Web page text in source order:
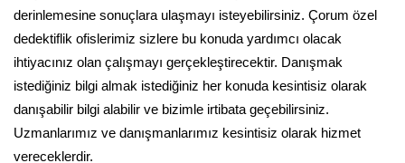
derinlemesine sonuçlara ulaşmayı isteyebilirsiniz. Çorum özel
dedektiflik ofislerimiz sizlere bu konuda yardımcı olacak
ihtiyacınız olan çalışmayı gerçekleştirecektir. Danışmak
istediğiniz bilgi almak istediğiniz her konuda kesintisiz olarak
danışabilir bilgi alabilir ve bizimle irtibata geçebilirsiniz.
Uzmanlarımız ve danışmanlarımız kesintisiz olarak hizmet
vereceklerdir.